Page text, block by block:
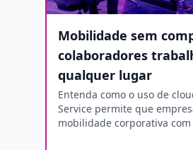
Mobilidade sem
colaboradores
qualquer lugar
Entenda como o uso de
Service permite que
mobilidade corporativa